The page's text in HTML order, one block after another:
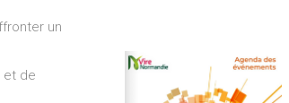
un
et de